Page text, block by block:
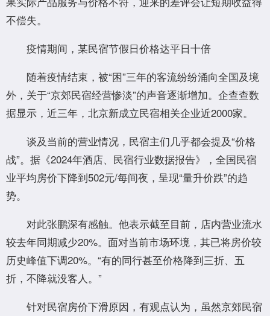
不偿失。
疫情期间，某民宿节假日价格达平日十倍
随着疫情结束，被“困”三年的客流纷纷涌向全国及境
外，关于“京郊民宿经营惨淡”的声音逐渐增加。企查查数
据显示，近三年，北京新成立民宿相关企业近2000家。
谈及当前的营业情况，民宿主们几乎都会提及“价格
战”。据《2024年酒店、民宿行业数据报告》，全国民宿
业平均房价下降到502元/每间夜，呈现“量升价跌”的趋
势。
对此张鹏深有感触。他表示截至目前，店内营业流水
较去年同期减少20%。面对当前市场环境，其已将房价较
历史峰值下调20%。“有的同行甚至价格降到三折、五
折，不降就没客人。”
针对民宿房价下滑原因，有观点认为，虽然京郊民宿